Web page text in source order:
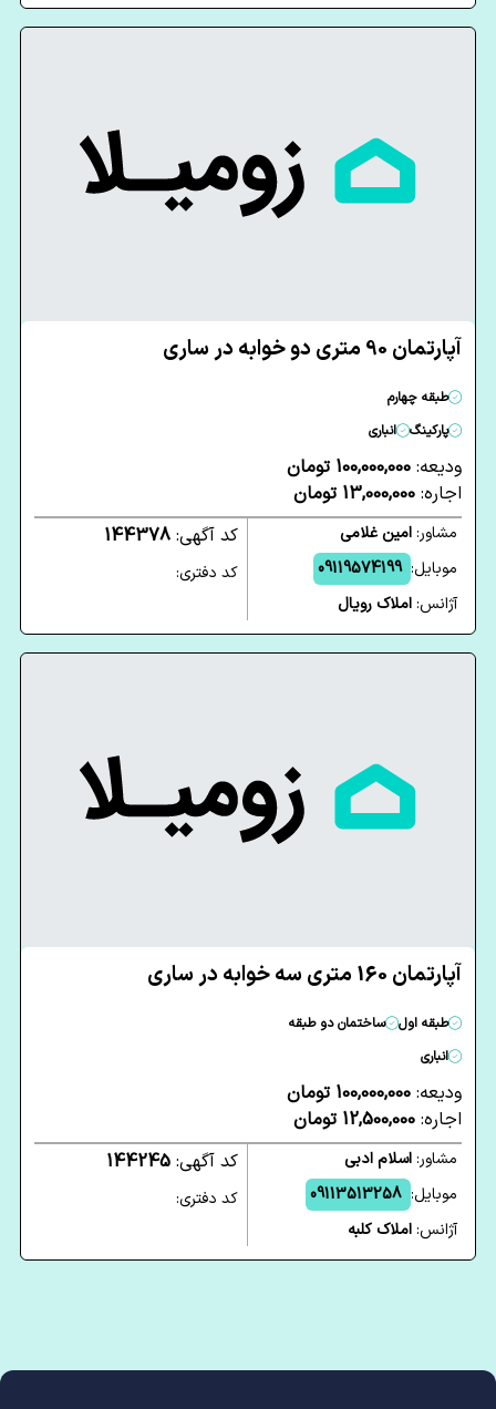
آپارتمان 90 متری دو خوابه در ساری
طبقه چهارم
پارکینگ
انباری
ودیعه: 100,000,000 تومان
اجاره: 13,000,000 تومان
مشاور:امین غلامی
موبایل: 09119574199
آژانس:املاک رویال
کد آگهی: 144378
کد دفتری:
آپارتمان 160 متری سه خوابه در ساری
طبقه اول
ساختمان دو طبقه
انباری
ودیعه: 100,000,000 تومان
اجاره: 12,500,000 تومان
مشاور:اسلام ادبی
موبایل: 09113513258
آژانس:املاک کلبه
کد آگهی: 144245
کد دفتری: